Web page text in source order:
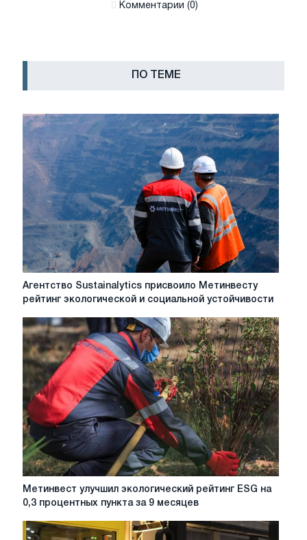
Комментарии (0)
ПО ТЕМЕ
Агентство
Sustainalytics
Метинвесту
рейтинг
экологической
и
социальной
устойчивости
Агентство Sustainalytics присвоило Метинвесту
рейтинг экологической и социальной устойчивости
Метинвест
улучшил
рейтинг
Метинвест улучшил экологический рейтинг ESG на
0,3 процентных пункта за 9 месяцев